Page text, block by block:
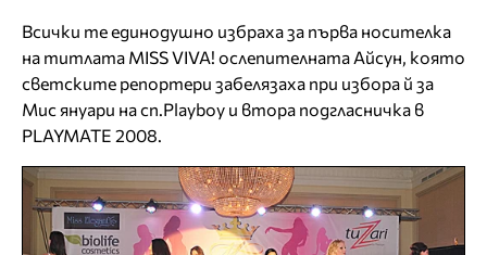
Всички те единодушно избраха за първа носителка
на титлата MISS VIVA! ослепителната Айсун, която
светските репортери забелязаха при избора й за
Мис януари на сп.Playboy и втора подгласничка в
PLAYMATE 2008.